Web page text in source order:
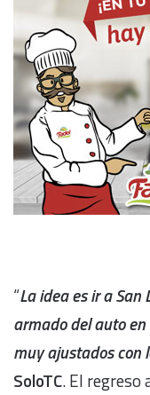
“La idea es ir a
armado del auto
muy ajustados con
SoloTC. El regreso